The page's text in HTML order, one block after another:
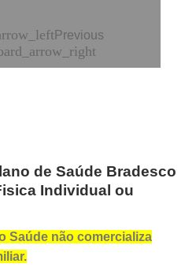
Previous
de Saúde Bradesco
Individual ou
Saúde não comercializa